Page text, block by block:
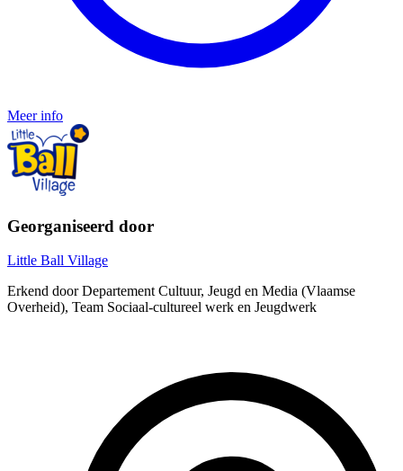
Meer info
Georganiseerd door
Little Ball Village
Erkend door Departement Cultuur, Jeugd en Media (Vlaamse
Overheid), Team Sociaal-cultureel werk en Jeugdwerk